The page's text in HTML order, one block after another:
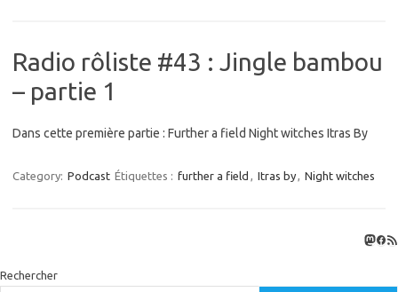
Radio rôliste #43 : Jingle bambou
– partie 1
Dans cette première partie : Further a field Night witches Itras By
Category: Podcast Étiquettes : further a field , Itras by, Night witches
Flux
Rechercher